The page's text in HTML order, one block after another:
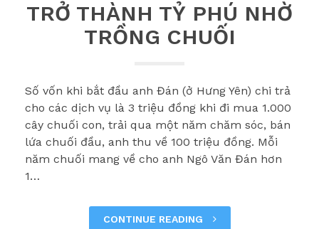
TRỞ THÀNH TỶ PHÚ NHỜ
TRỒNG CHUỐI
Số vốn khi bắt đầu anh Đán (ở Hưng Yên) chi trả
cho các dịch vụ là 3 triệu đồng khi đi mua 1.000
cây chuối con, trải qua một năm chăm sóc, bán
lứa chuối đầu, anh thu về 100 triệu đồng. Mỗi
năm chuối mang về cho anh Ngô Văn Đán hơn
1…
CONTINUE READING